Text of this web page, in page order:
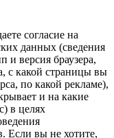
согласие на
данных (сведения
версия браузера,
с какой страницы вы
по какой рекламе),
и на какие
в целях
Если вы не хотите,